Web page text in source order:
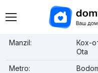
Manzil:
Кох-
Ota
Metro: